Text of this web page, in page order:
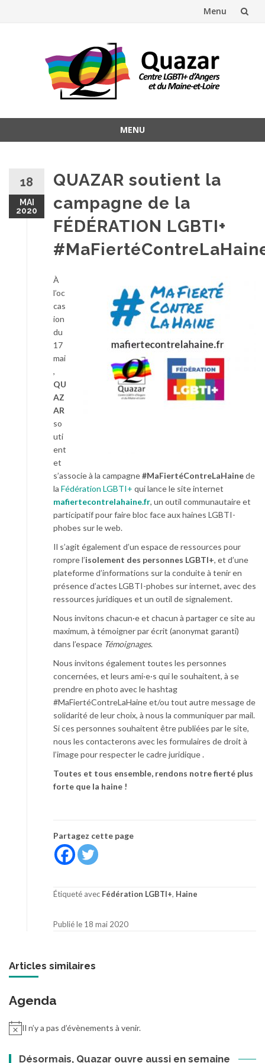
Menu
MENU
18
MAI
2020
QUAZAR soutient la
campagne de la
FÉDÉRATION LGBTI+
À
l’oc
cas
ion
du
17
mai
,
QU
AZ
AR
so
uti
ent
et
s’associe à la campagne#MaFiertéContreLaHainede
la Fédération LGBTI+ qui lance le site internet
mafiertecontrelahaine.fr, un outil communautaire et
participatif pour faire bloc face aux haines LGBTI-
phobes sur le web.
Il s’agit également d’un espace de ressources pour
rompre l’isolement des personnes LGBTI+, et d’une
plateforme d’informations sur la conduite à tenir en
présence d’actes LGBTI-phobes sur internet, avec des
ressources juridiques et un outil de signalement.
Nous invitons chacun·e et chacun à partager ce site au
maximum, à témoigner par écrit (anonymat garanti)
dans l’espace Témoignages.
Nous invitons également toutes les personnes
concernées, et leurs ami·e·s qui le souhaitent, à se
prendre en photo avec le hashtag
#MaFiertéContreLaHaine et/ou tout autre message de
solidarité de leur choix, à nous la communiquer par mail.
Si ces personnes souhaitent être publiées par le site,
nous les contacterons avec les formulaires de droit à
l’image pour respecter le cadre juridique .
Toutes et tous ensemble, rendons notre fierté plus
forte que la haine !
Partagez cette page
Étiqueté avec Fédération LGBTI+, Haine
Publié le 18 mai 2020
Articles similaires
Agenda
Il n’y a pas d’évènements à venir.
Désormais, Quazar ouvre aussi en semaine